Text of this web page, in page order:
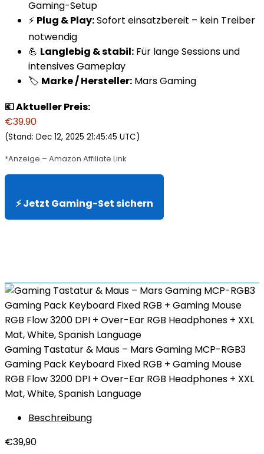
Gaming-Setup
⚡ Plug & Play:Sofort einsatzbereit – kein Treiber
notwendig
💪 Langlebig & stabil: Für lange Sessions und
intensives Gameplay
🏷️ Marke / Hersteller: Mars Gaming
💶 Aktueller Preis:
€39.90
(Stand: Dec 12, 2025 21:45:45 UTC)
*Anzeige – Amazon Affiliate Link
⚡ Jetzt Gaming-Set sichern
Gaming Tastatur & Maus – Mars Gaming MCP-RGB3
Gaming Pack Keyboard Fixed RGB + Gaming Mouse
RGB Flow 3200 DPI + Over-Ear RGB Headphones + XXL
Mat, White, Spanish Language
Beschreibung
€39,90